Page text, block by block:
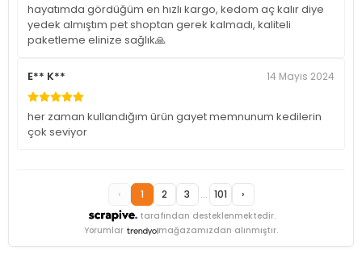
hayatımda gördüğüm en hızlı kargo, kedom aç kalır diye
yedek almıştım pet shoptan gerek kalmadı, kaliteli
paketleme elinize sağlık🙏
E** K** 14 Mayıs 2024
her zaman kullandığım ürün gayet memnunum kedilerin
çok seviyor
tarafından desteklenmektedir.
‹ 1 2 3 ... 101 ›
Yorumlar mağazamızdan alınmıştır.